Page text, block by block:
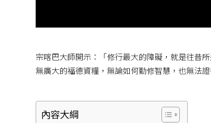
宗喀巴大師開示：「修行最大的障礙，就是往昔
無廣大的福德資糧，無論如何勤修智慧，也無法
內容大綱